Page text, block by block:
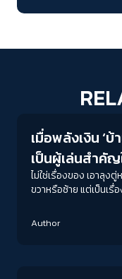
Crack Politics
เมื่อพลังเงิน ‘
เป็นผู้เล่นสำคั
ไม่ใช่เรื่องของ เอาลุง
ขวาหรือซ้าย แต่เป็นเรื่
Author